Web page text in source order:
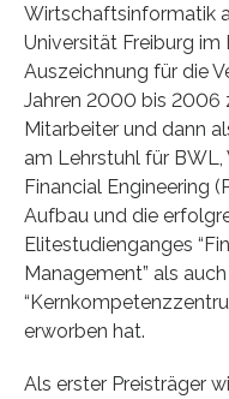
Wirtschaftsinformatik
Universität Freiburg im
Auszeichnung für die
Jahren 2000 bis 2006
Mitarbeiter und dann
am Lehrstuhl für
Financial Engineering
Aufbau und die
Elitestudienganges
Management” als
erworben hat.
Als erster Preisträger